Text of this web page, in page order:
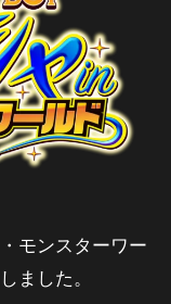
モンスターワー
ました。